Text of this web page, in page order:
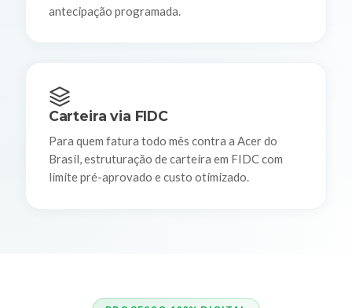
antecipação programada.
Carteira via FIDC
Para quem fatura todo mês contra a Acer do
Brasil, estruturação de carteira em FIDC com
limite pré-aprovado e custo otimizado.